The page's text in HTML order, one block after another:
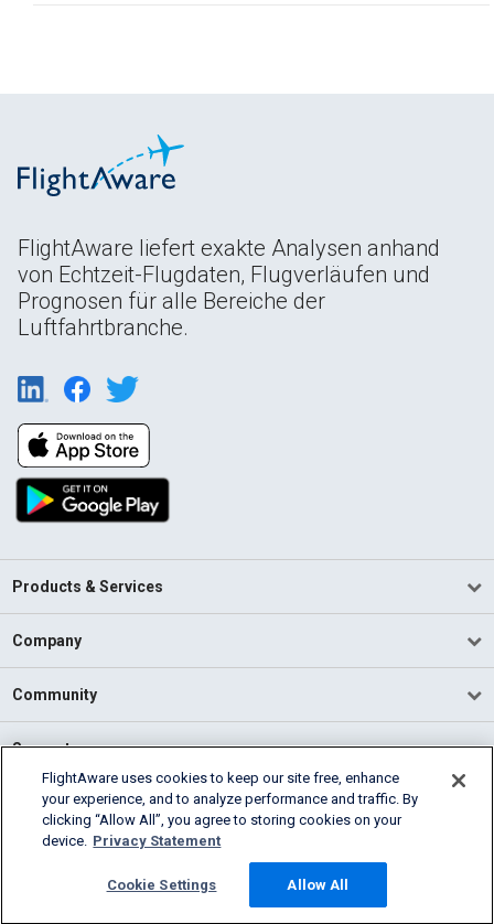
FlightAware liefert exakte Analysen anhand
von Echtzeit-Flugdaten, Flugverläufen und
Prognosen für alle Bereiche der
Luftfahrtbranche.
Products & Services
Company
Community
Support
English (USA)
2026 FlightAware
Cookie Settings
FlightAware uses cookies to keep our site free, enhance
your experience, and to analyze performance and traffic. By
clicking “Allow All”, you agree to storing cookies on your
device. Privacy Statement
Cookie Settings Allow All